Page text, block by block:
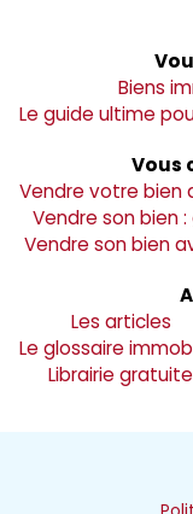
Biens
Le guide ultime
Vous
Vendre votre bien
Vendre son bien
Vendre son bien
Les articles
Le glossaire
Librairie gratuite